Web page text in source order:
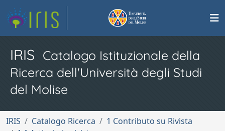
IRIS Catalogo Istituzionale della
Ricerca dell'Università degli Studi
del Molise
IRIS Catalogo Ricerca
1 Contributo su Rivista